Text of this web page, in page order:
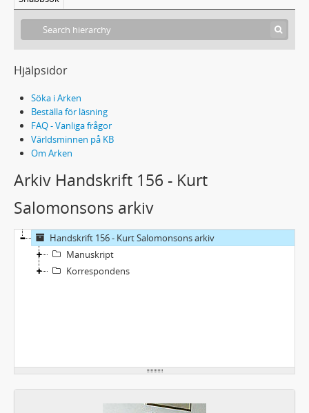
Hjälpsidor
Söka i Arken
Beställa för läsning
FAQ - Vanliga frågor
Världsminnen på KB
Om Arken
Arkiv Handskrift 156 - Kurt
Salomonsons arkiv
Handskrift 156 - Kurt Salomonsons arkiv
Manuskript
Korrespondens